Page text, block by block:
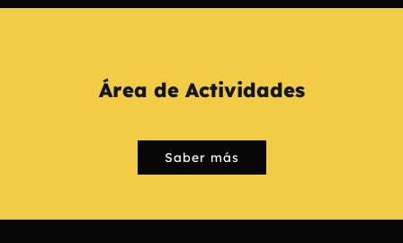
Área de Actividades
Saber más